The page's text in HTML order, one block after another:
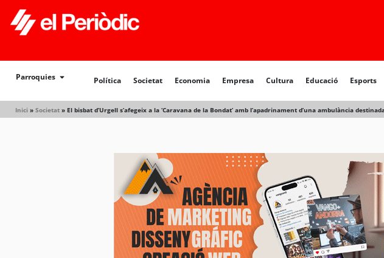
Parroquies Política Societat Economia Empresa Cultura Educació Esports
Inici » Societat » El bisbat d’Urgell s’afegeix a la ‘Caravana de la Bondat’ amb l’apadrinament d’una ambulància
Política Societat